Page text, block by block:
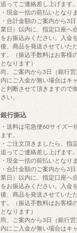
追ってご連絡差し上げます
・現金一括の前払いとなり
・合計金額のご案内から3
業日）以内に、指定口座へ
をお振込みください。入金
後、商品を発送させていた
す。（振込手数料はお客様
となります）
尚、ご案内から3日（銀行
内にご入金が無い場合はキ
と判断させて頂きますので
さい。
銀行振込
・送料は宅急便60サイズ一
ます。
・ご注文頂きましたら、指
追ってご連絡差し上げます
・現金一括の前払いとなり
・合計金額のご案内から3
業日）以内に、指定口座へ
をお振込みください。入金
後、商品を発送させていた
す。（振込手数料はお客様
となります）
尚、ご案内から3日（銀行
内にご入金が無い場合はキ